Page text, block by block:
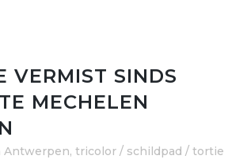
VERMIST SINDS
MECHELEN
Antwerpen, tricolor / schildpad / tortie